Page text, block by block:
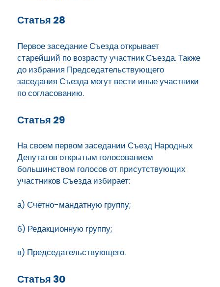
Статья 28
Первое заседание Съезда открывает
старейший по возрасту участник Съезда. Также
до избрания Председательствующего
заседания Съезда могут вести иные участники
по согласованию.
Статья 29
На своем первом заседании Съезд Народных
Депутатов открытым голосованием
большинством голосов от присутствующих
участников Съезда избирает:
а) Счетно-мандатную группу;
б) Редакционную группу;
в) Председательствующего.
Статья 30